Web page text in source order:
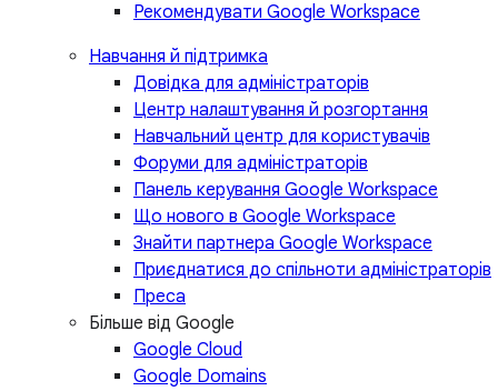
Рекомендувати Google Workspace
Навчання й підтримка
Довідка для адміністраторів
Центр налаштування й розгортання
Навчальний центр для користувачів
Форуми для адміністраторів
Панель керування Google Workspace
Що нового в Google Workspace
Знайти партнера Google Workspace
Приєднатися до спільноти адміністраторів
Преса
Більше від Google
Google Cloud
Google Domains